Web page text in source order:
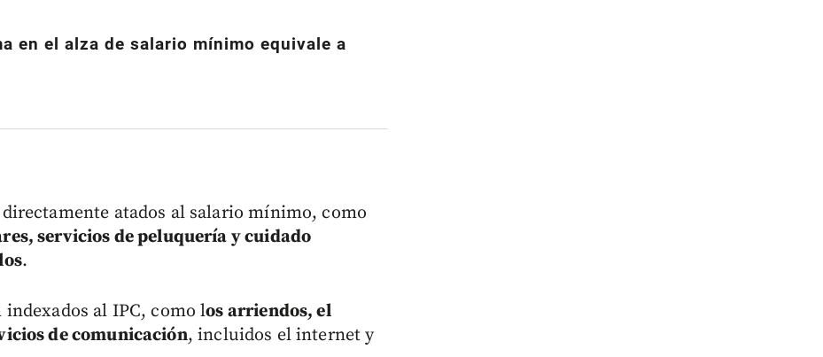
en el alza de salario mínimo equivale a
atados al salario mínimo, como
servicios de peluquería y cuidado
.
al IPC, como los arriendos, el
de comunicación, incluidos el internet y